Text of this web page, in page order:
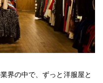
界の中で、ずっと洋服屋と